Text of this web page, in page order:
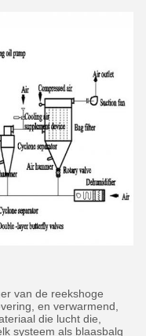
van de reekshoge
en verwarmend,
die lucht die,
systeem als blaasbalg